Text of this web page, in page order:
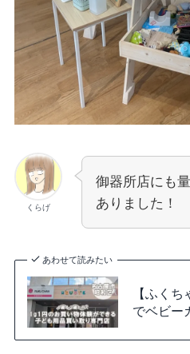
くらげ
御器所店にも
ありました！
あわせて読みたい
【ふく
でベビー